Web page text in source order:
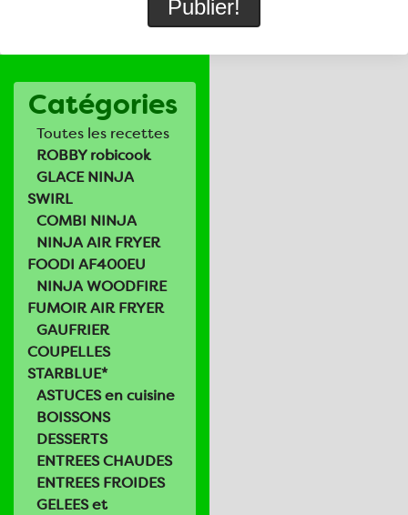
Catégories
Toutes les recettes
ROBBY robicook
GLACE NINJA
SWIRL
COMBI NINJA
NINJA AIR FRYER
FOODI AF400EU
NINJA WOODFIRE
FUMOIR AIR FRYER
GAUFRIER
COUPELLES
STARBLUE*
ASTUCES en cuisine
BOISSONS
DESSERTS
ENTREES CHAUDES
ENTREES FROIDES
GELEES et